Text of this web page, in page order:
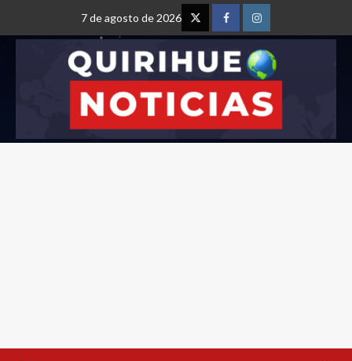
7 de agosto de 2026